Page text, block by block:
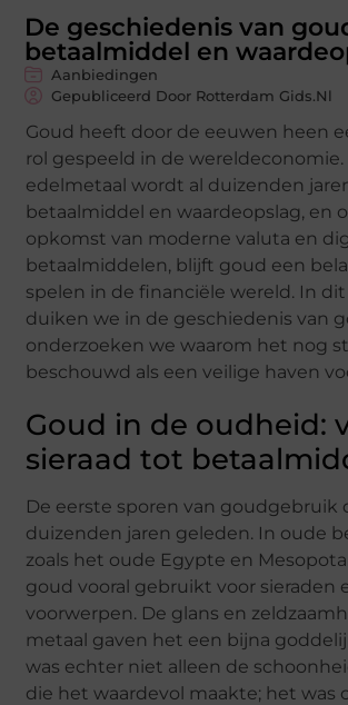
De geschiedenis van
betaalmiddel en
Aanbiedingen
Gepubliceerd Door Rotterdam Gids.nl
Goud heeft door de eeuwen heen
rol gespeeld in de wereldeconomie.
edelmetaal wordt al duizenden
betaalmiddel en waardeopslag, en
opkomst van moderne valuta en
betaalmiddelen, blijft goud een
spelen in de financiële wereld. In
duiken we in de geschiedenis van
onderzoeken we waarom het nog
beschouwd als een veilige haven
Goud in de oudheid:
sieraad tot
De eerste sporen van goudgebruik
duizenden jaren geleden. In oude
zoals het oude Egypte en
goud vooral gebruikt voor sieraden
voorwerpen. De glans en
metaal gaven het een bijna
was echter niet alleen de
die het waardevol maakte; het was